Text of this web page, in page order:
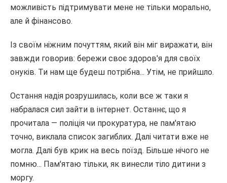
можливість підтримувати мене не тільки морально,
але й фінансово.
Із своїм ніжним почуттям, який він міг виражати, він
завжди говорив: бережи своє здоров'я для своїх
онуків. Ти нам ще будеш потрібна... Утім, не прийшло.
Остання надія розрушилась, коли все ж таки я
набралася сил зайти в інтернет. Останнє, що я
прочитала — поліція чи прокуратура, не пам'ятаю
точно, виклала список загиблих. Далі читати вже не
могла. Далі був крик на весь поїзд. Більше нічого не
помню... Пам'ятаю тільки, як винесли тіло дитини з
моргу.